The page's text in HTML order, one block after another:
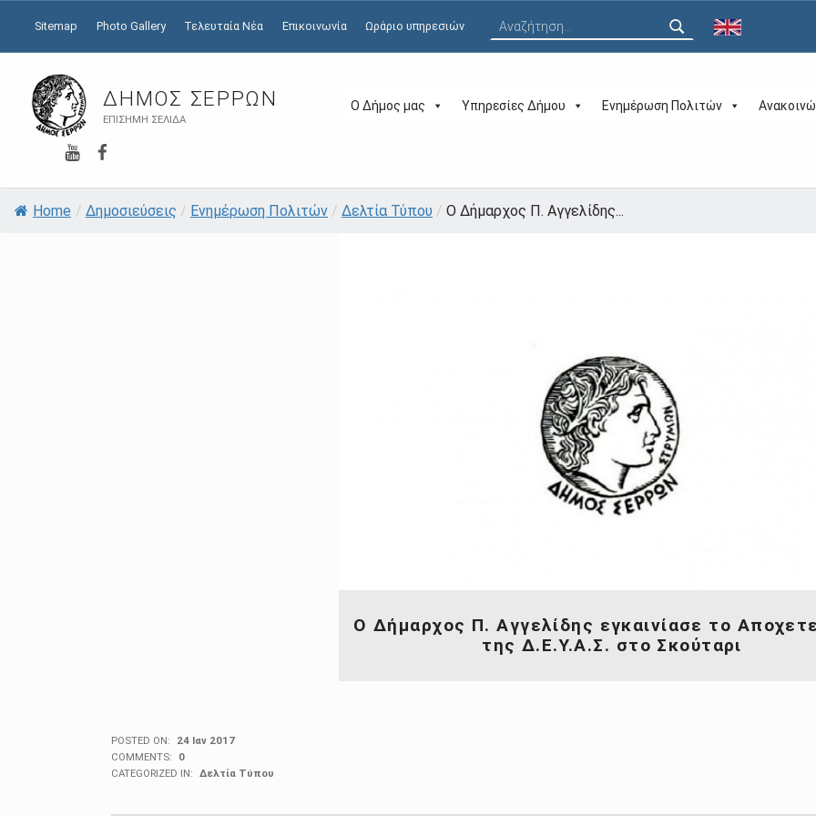
ΔΉΜΟΣ ΣΕΡΡΏΝ
ΕΠΊΣΗΜΗ ΣΕΛΊΔΑ
Ο Δήμος μας Υπηρεσίες Δήμου Ενημέρωση Πολιτών
YouTube
Sitemap Photo Gallery Τελευταία Νέα Επικοινωνία Ωράριο υπηρεσιών
Home / Δημοσιεύσεις / Ενημέρωση Πολιτών / Δελτία Τύπου / Ο Δήμαρχος Π. Αγγελίδης...
Ο Δήμαρχος Π. Αγγελίδης εγκαινίασε το
της Δ.Ε.Υ.Α.Σ. στο Σκούταρι
POSTED ON:
24 Ιαν 2017
COMMENTS:
0
CATEGORIZED IN: Δελτία Τύπου